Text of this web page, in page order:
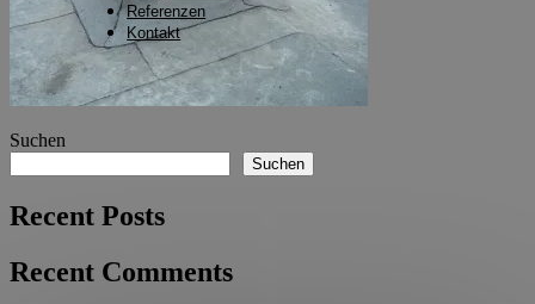
Referenzen
Kontakt
Suchen
Suchen
Recent Posts
Recent Comments